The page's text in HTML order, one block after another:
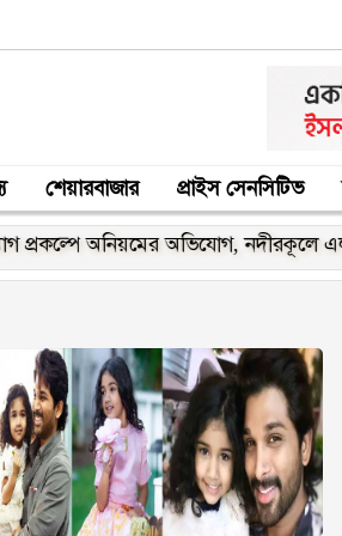
শেয়ারবাজার প্রাইস সেনসিটিভ
অনিয়মের অভিযোগ, নদীরকূলে